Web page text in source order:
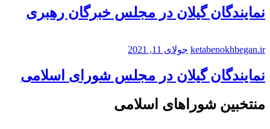
نمایندگان گیلان در مجلس خبرگان رهبری
ketabenokhbegan.ir جولای 11, 2021
نمایندگان گیلان در مجلس شورای اسلامی
منتخبین شوراهای اسلامی